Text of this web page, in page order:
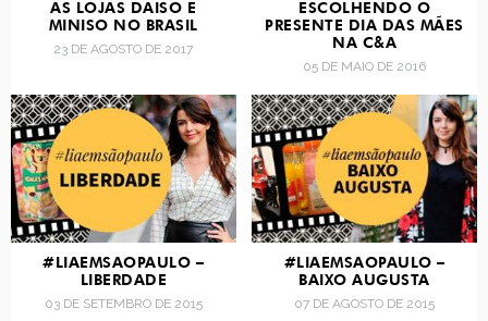
AS LOJAS DAISO E
MINISO NO BRASIL
23 DE AGOSTO DE 2017
ESCOLHENDO O
PRESENTE DIA DAS MÃES
NA C&A
05 DE MAIO DE 2016
#LIAEMSAOPAULO –
LIBERDADE
03 DE SETEMBRO DE 2015
#LIAEMSAOPAULO –
BAIXO AUGUSTA
07 DE AGOSTO DE 2015